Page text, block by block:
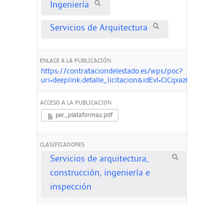
Ingeniería
Servicios de Arquitectura
ENLACE A LA PUBLICACIÓN
https://contrataciondelestado.es/wps/poc?
ACCESO A LA PUBLICACION
per_plataforma2.pdf
CLASIFICADORES
Servicios de arquitectura,
construcción, ingeniería e
inspección